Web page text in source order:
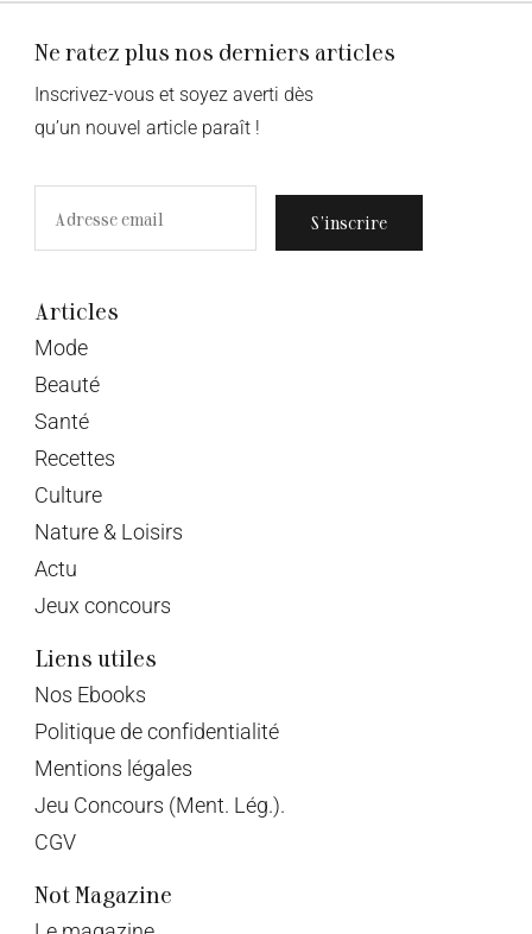
Ne ratez plus nos derniers articles
Inscrivez-vous et soyez averti dès
qu’un nouvel article paraît !
S’inscrire
Articles
Mode
Beauté
Santé
Recettes
Culture
Nature & Loisirs
Actu
Jeux concours
Liens utiles
Nos Ebooks
Politique de confidentialité
Mentions légales
Jeu Concours (Ment. Lég.).
CGV
Not Magazine